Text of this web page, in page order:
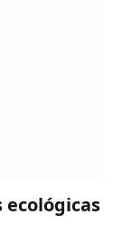
ecológicas